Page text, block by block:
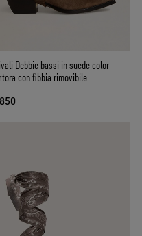
Debbie bassi in suede color
con fibbia rimovibile